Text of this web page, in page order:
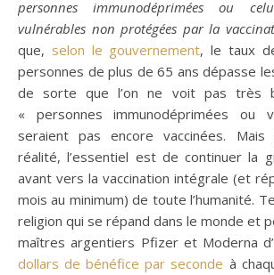
personnes immunodéprimées ou
vulnérables non protégées par la
que, selon le gouvernement, le taux
personnes de plus de 65 ans dépasse
de sorte que l’on ne voit pas très
« personnes immunodéprimées ou
seraient pas encore vaccinées.
réalité, l’essentiel est de continuer la
avant vers la vaccination intégrale (et
mois au minimum) de toute l’humanité.
religion qui se répand dans le monde et
maîtres argentiers Pfizer et Moderna
dollars de bénéfice par seconde à